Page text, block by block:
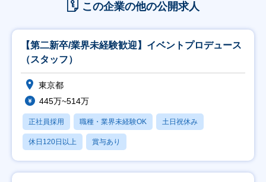
この企業の他の公開求人
【第二新卒/業界未経験歓迎】イベントプロデュース
（スタッフ）
東京都
445万~514万
正社員採用 職種・業界未経験OK 土日祝休み
休日120日以上 賞与あり